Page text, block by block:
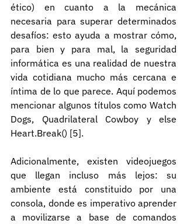
ético) en cuanto a la mecánica
necesaria para superar determinados
desafíos: esto ayuda a mostrar cómo,
para bien y para mal, la seguridad
informática es una realidad de nuestra
vida cotidiana mucho más cercana e
íntima de lo que parece. Aquí podemos
mencionar algunos títulos como Watch
Dogs, Quadrilateral Cowboy y else
Heart.Break() [5].
Adicionalmente, existen videojuegos
que llegan incluso más lejos: su
ambiente está constituido por una
consola, donde es imperativo aprender
a movilizarse a base de comandos